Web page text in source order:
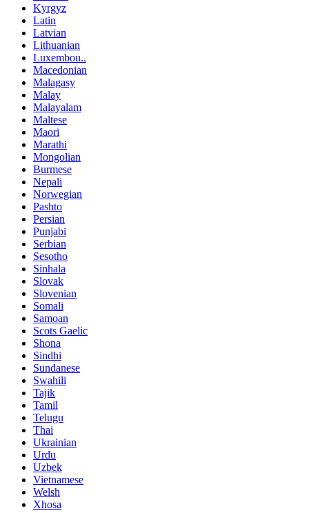
Kyrgyz
Latin
Latvian
Lithuanian
Luxembou..
Macedonian
Malagasy
Malay
Malayalam
Maltese
Maori
Marathi
Mongolian
Burmese
Nepali
Norwegian
Pashto
Persian
Punjabi
Serbian
Sesotho
Sinhala
Slovak
Slovenian
Somali
Samoan
Scots Gaelic
Shona
Sindhi
Sundanese
Swahili
Tajik
Tamil
Telugu
Thai
Ukrainian
Urdu
Uzbek
Vietnamese
Welsh
Xhosa